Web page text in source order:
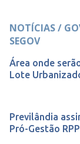
NOTÍCIAS /
SEGOV
Área onde
Lote
Previlândia
Pró-Gestão